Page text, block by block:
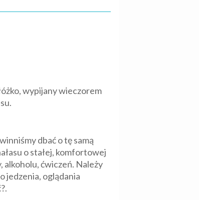
wypijany wieczorem
dbać o tę samą
o stałej, komfortowej
alkoholu, ćwiczeń. Należy
jedzenia, oglądania